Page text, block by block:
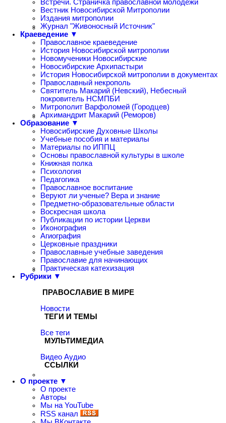
Встречи. Страничка православной молодежи
Вестник Новосибирской Митрополии
Издания митрополии
Журнал "Живоносный Источник"
Краеведение ▼
Православное краеведение
История Новосибирской митрополии
Новомученики Новосибирские
Новосибирские Архипастыри
История Новосибирской митрополии в документах
Православный некрополь
Святитель Макарий (Невский), Небесный
покровитель НСМПБИ
Митрополит Варфоломей (Городцев)
Архимандрит Макарий (Реморов)
Образование ▼
Новосибирские Духовные Школы
Учебные пособия и материалы
Материалы по ИППЦ
Основы православной культуры в школе
Книжная полка
Психология
Педагогика
Православное воспитание
Веруют ли ученые? Вера и знание
Предметно-образовательные области
Воскресная школа
Публикации по истории Церкви
Иконография
Агиография
Церковные праздники
Православные учебные заведения
Православие для начинающих
Практическая катехизация
Рубрики ▼
ПРАВОСЛАВИЕ В МИРЕ
Новости
ТЕГИ И ТЕМЫ
Все теги
МУЛЬТИМЕДИА
Видео Аудио
ССЫЛКИ
О проекте ▼
О проекте
Авторы
Мы на YouTube
RSS канал